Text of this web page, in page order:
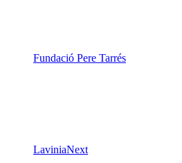
Fundació Pere Tarrés
LaviniaNext